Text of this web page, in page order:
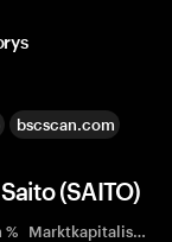
bscscan.com
(SAITO)
% Marktkapitalisierung